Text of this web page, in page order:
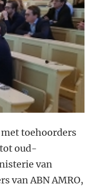
toehoorders
oud-
van
van ABN AMRO,